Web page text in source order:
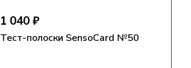
1 040 ₽
Тест-полоски SensoCard №50